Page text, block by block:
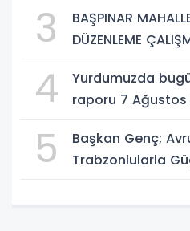
3
BAŞPINAR
DÜZENLEME
4
Yurdumuzda
raporu 7 Ağustos
5
Başkan Genç;
Trabzonlularla